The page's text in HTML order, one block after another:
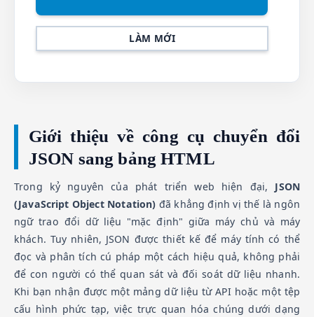
LÀM MỚI
Giới thiệu về công cụ chuyển đổi
JSON sang bảng HTML
Trong kỷ nguyên của phát triển web hiện đại, JSON
(JavaScript Object Notation) đã khẳng định vị thế là ngôn
ngữ trao đổi dữ liệu "mặc định" giữa máy chủ và máy
khách. Tuy nhiên, JSON được thiết kế để máy tính có thể
đọc và phân tích cú pháp một cách hiệu quả, không phải
để con người có thể quan sát và đối soát dữ liệu nhanh.
Khi bạn nhận được một mảng dữ liệu từ API hoặc một tệp
cấu hình phức tạp, việc trực quan hóa chúng dưới dạng